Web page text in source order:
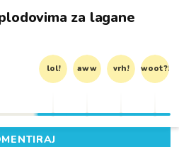
za lagane
lol! aww vrh! woot?!